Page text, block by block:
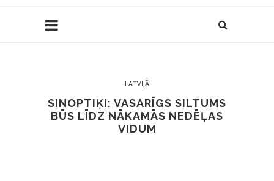
LATVIJĀ
SINOPTIĶI: VASARĪGS SILTUMS
BŪS LĪDZ NĀKAMĀS NEDĒĻAS
VIDUM